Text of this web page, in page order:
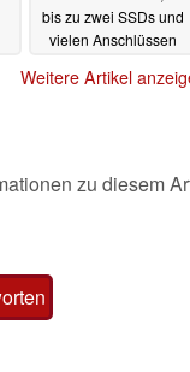
bis zu zwei SSDs und
vielen Anschlüssen
Weitere Artikel
zu diesem